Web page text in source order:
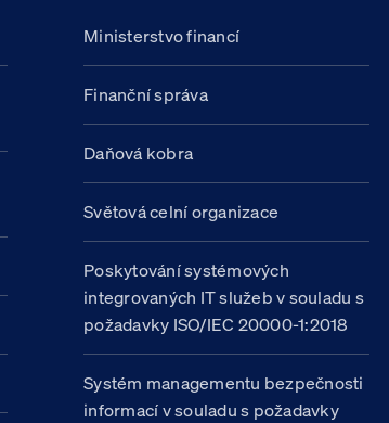
Ministerstvo financí
Finanční správa
Daňová kobra
Světová celní organizace
Poskytování systémových
integrovaných IT služeb v souladu s
požadavky ISO/IEC 20000-1:2018
Systém managementu bezpečnosti
informací v souladu s požadavky